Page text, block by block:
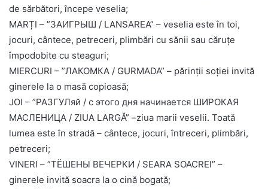
de sărbători, începe veselia;
MARȚI – ”ЗАИГРЫШ / LANSAREA” – veselia este în toi,
jocuri, cântece, petreceri, plimbări cu sănii sau căruțe
împodobite cu steaguri;
MIERCURI – ”ЛАКОМКА / GURMADA” – părinții soției invită
ginerele la o masă copioasă;
JOI – ”РАЗГУЛяй / с этого дня начинается ШИРОКАЯ
МАСЛЕНИЦА / ZIUA LARGĂ” –ziua marii veselii. Toată
lumea este în stradă – cântece, jocuri, întreceri, plimbări,
petreceri;
VINERI – ”ТЁШЕНЫ ВЕЧЕРКИ / SEARA SOACREI” –
ginerele invită soacra la o cină bogată;